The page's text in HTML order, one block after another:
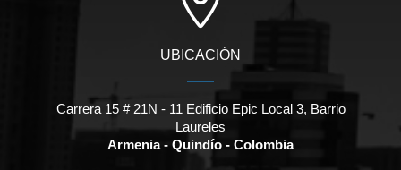
UBICACIÓN
Carrera 15 # 21N - 11 Edificio Epic Local 3, Barrio
Laureles
Armenia - Quindío - Colombia